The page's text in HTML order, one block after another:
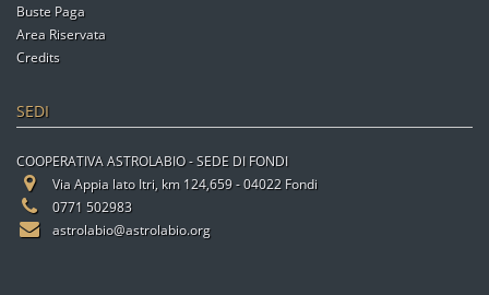
Buste Paga
Area Riservata
Credits
SEDI
COOPERATIVA ASTROLABIO - SEDE DI FONDI
Via Appia lato Itri, km 124,659 - 04022 Fondi
0771 502983
astrolabio@astrolabio.org